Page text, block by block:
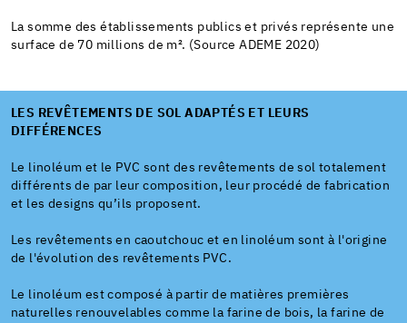
La somme des établissements publics et privés représente une
surface de 70 millions de m². (Source ADEME 2020)
LES REVÊTEMENTS DE SOL ADAPTÉS ET LEURS
DIFFÉRENCES
Le linoléum et le PVC sont des revêtements de sol totalement
différents de par leur composition, leur procédé de fabrication
et les designs qu’ils proposent.
Les revêtements en caoutchouc et en linoléum sont à l'origine
de l'évolution des revêtements PVC.
Le linoléum est composé à partir de matières premières
naturelles renouvelables comme la farine de bois, la farine de